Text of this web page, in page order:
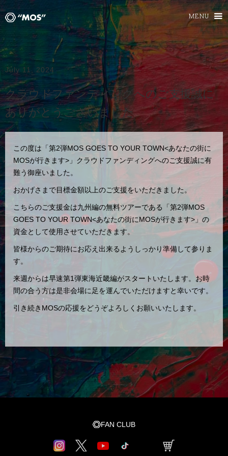
MENU
July 11, 2024
クラウドファンディングへのご支援誠に
ありがとうございました
この度は「第2弾MOS GOES TO YOUR TOWN<あなたの街に
MOSが行きます>」クラウドファンディングへのご支援誠に有
難う御座いました。
おかげさまで目標金額以上のご支援をいただきました。
こちらのご支援金は九州編の無料ツアーである「第2弾MOS
GOES TO YOUR TOWN<あなたの街にMOSが行きます>」の
資金として使用させていただきます。
皆様からのご期待にお応え出来るようしっかり準備して参りま
す。
来週からは早速第1弾東海近畿編がスタートいたします。お時
間の合う方は是非会場に足を運んでいただけますと幸いです。
引き続きMOSの応援をどうぞよろしくお願いいたします。
FAN CLUB